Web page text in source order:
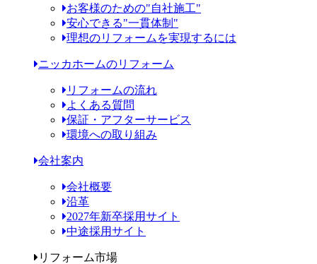
お客様のための"自社施工"
安心できる"一貫体制"
理想のリフォームを実現するには
ニッカホームのリフォーム
リフォームの流れ
よくある質問
保証・アフターサービス
環境への取り組み
会社案内
会社概要
沿革
2027年新卒採用サイト
中途採用サイト
リフォーム市場